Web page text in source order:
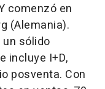
comenzó en
(Alemania).
sólido
incluye I+D,
posventa. Con